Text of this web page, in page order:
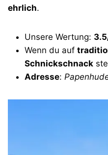
ehrlich.
Unsere Wertung:
Wenn du auf
Schnickschnack
Adresse: